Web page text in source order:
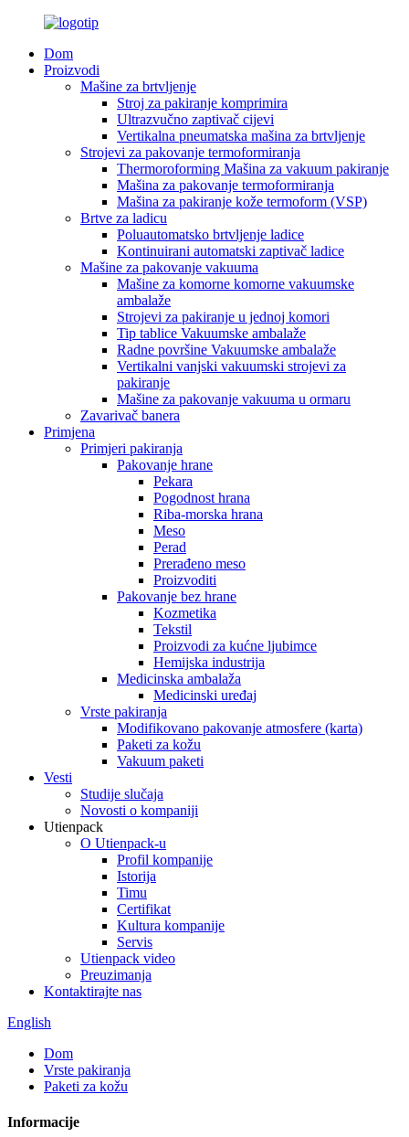
Dom
Proizvodi
Mašine za brtvljenje
Stroj za pakiranje komprimira
Ultrazvučno zaptivač cijevi
Vertikalna pneumatska mašina za brtvljenje
Strojevi za pakovanje termoformiranja
Thermoroforming Mašina za vakuum pakiranje
Mašina za pakovanje termoformiranja
Mašina za pakiranje kože termoform (VSP)
Brtve za ladicu
Poluautomatsko brtvljenje ladice
Kontinuirani automatski zaptivač ladice
Mašine za pakovanje vakuuma
Mašine za komorne komorne vakuumske
ambalaže
Strojevi za pakiranje u jednoj komori
Tip tablice Vakuumske ambalaže
Radne površine Vakuumske ambalaže
Vertikalni vanjski vakuumski strojevi za
pakiranje
Mašine za pakovanje vakuuma u ormaru
Zavarivač banera
Primjena
Primjeri pakiranja
Pakovanje hrane
Pekara
Pogodnost hrana
Riba-morska hrana
Meso
Perad
Prerađeno meso
Proizvoditi
Pakovanje bez hrane
Kozmetika
Tekstil
Proizvodi za kućne ljubimce
Hemijska industrija
Medicinska ambalaža
Medicinski uređaj
Vrste pakiranja
Modifikovano pakovanje atmosfere (karta)
Paketi za kožu
Vakuum paketi
Vesti
Studije slučaja
Novosti o kompaniji
Utienpack
O Utienpack-u
Profil kompanije
Istorija
Timu
Certifikat
Kultura kompanije
Servis
Utienpack video
Preuzimanja
Kontaktirajte nas
English
Dom
Vrste pakiranja
Paketi za kožu
Informacije